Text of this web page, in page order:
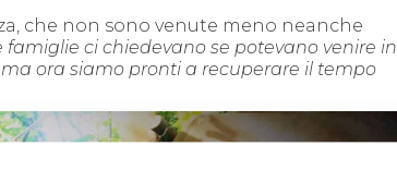
che non sono venute meno neanche
ci chiedevano se potevano venire in
ora siamo pronti a recuperare il tempo